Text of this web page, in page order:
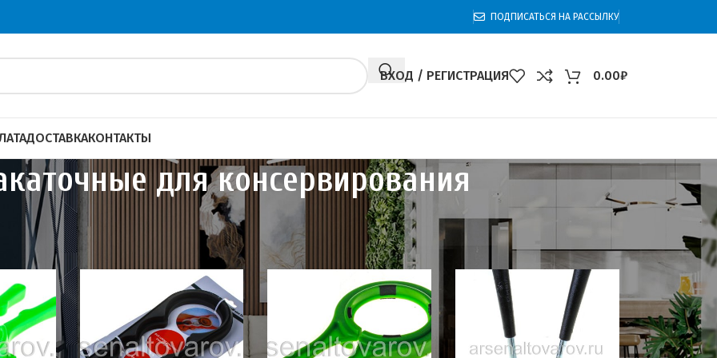
ПОДПИСАТЬСЯ НА РАССЫЛКУ
ВХОД / РЕГИСТРАЦИЯ 0.00₽
ДОСТАВКАКОНТАКТЫ
для консервирования
Машинки закаточные для консервирования
60